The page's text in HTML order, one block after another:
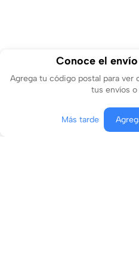
Conoce el
Agrega tu código postal para
tus envíos
Más tarde
Agregar al carrito